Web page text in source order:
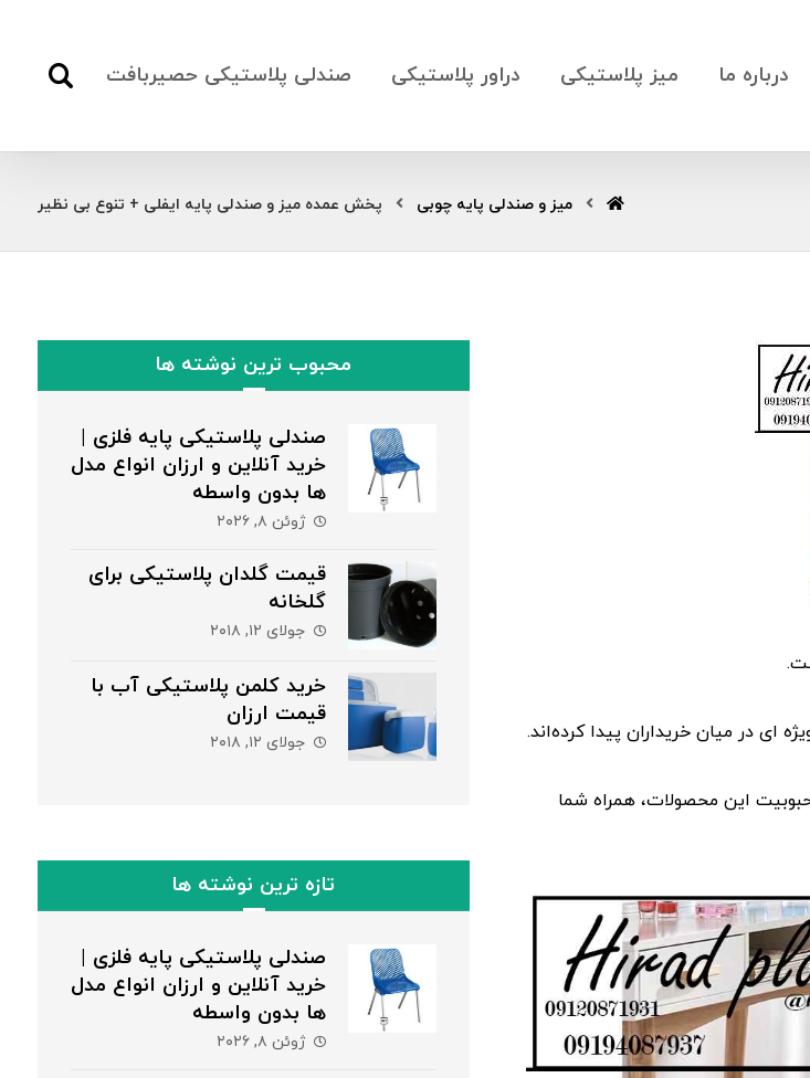
درباره ما میز پلاستیکی دراور پلاستیکی صندلی پلاستیکی حصیربافت
میز و صندلی پایه چوبی پخش عمده میز و صندلی پایه ایفلی + تنوع بی نظیر
ای در میان خریداران پیدا کرده‌اند.
این محصولات، همراه شما
محبوب ترین نوشته ها
صندلی پلاستیکی پایه فلزی |
خرید آنلاین و ارزان انواع مدل
ها بدون واسطه
ژوئن ۸, ۲۰۲۶
قیمت گلدان پلاستیکی برای
گلخانه
جولای ۱۲, ۲۰۱۸
خرید کلمن پلاستیکی آب با
قیمت ارزان
جولای ۱۲, ۲۰۱۸
تازه ترین نوشته ها
صندلی پلاستیکی پایه فلزی |
خرید آنلاین و ارزان انواع مدل
ها بدون واسطه
ژوئن ۸, ۲۰۲۶